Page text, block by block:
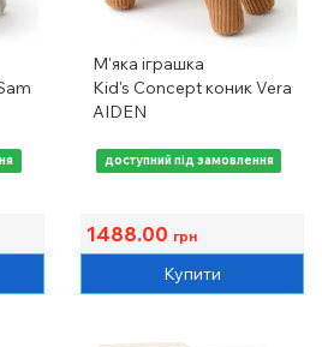
М'яка іграшка
Kid's Concept коник Vera
AIDEN
доступний під замовлення
1488.00 грн
Купити